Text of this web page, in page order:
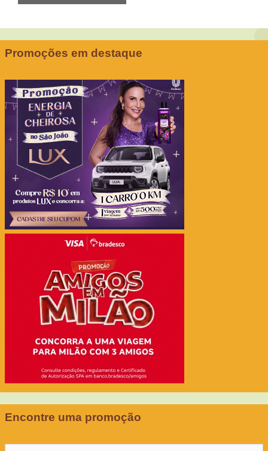
Promoções em destaque
Encontre uma promoção